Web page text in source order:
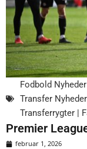
Fodbold
Transfer
Transferrygter |
Premier
februar 1, 2026